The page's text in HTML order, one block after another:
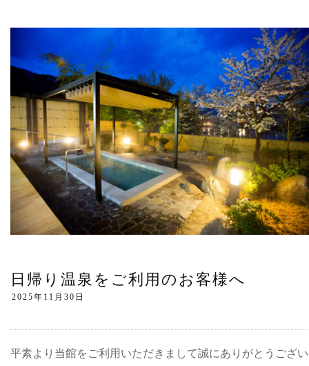
日帰り温泉をご利用のお客様へ
平素より当館をご利用いただきまして誠にありがとうござ